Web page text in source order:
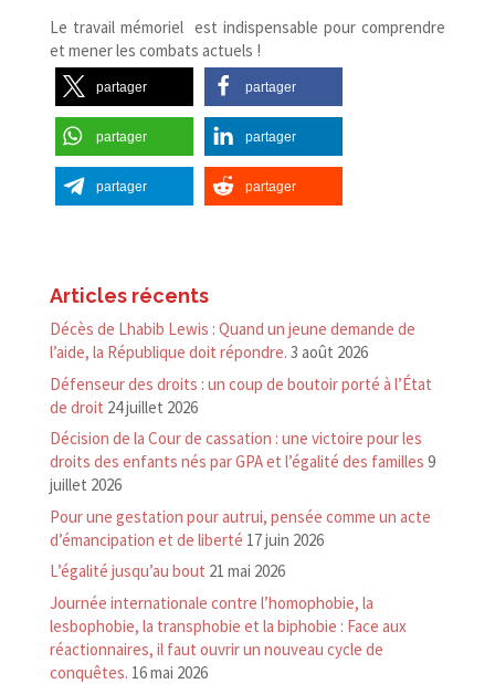
Le travail mémoriel est indispensable pour comprendre
et mener les combats actuels !
partager partager
partager partager
partager partager
Articles récents
Décès de Lhabib Lewis : Quand un jeune demande de
l’aide, la République doit répondre. 3 août 2026
Défenseur des droits : un coup de boutoir porté à l’État
de droit 24 juillet 2026
Décision de la Cour de cassation : une victoire pour les
droits des enfants nés par GPA et l’égalité des familles 9
juillet 2026
Pour une gestation pour autrui, pensée comme un acte
d’émancipation et de liberté 17 juin 2026
L’égalité jusqu’au bout 21 mai 2026
Journée internationale contre l’homophobie, la
lesbophobie, la transphobie et la biphobie : Face aux
réactionnaires, il faut ouvrir un nouveau cycle de
conquêtes. 16 mai 2026